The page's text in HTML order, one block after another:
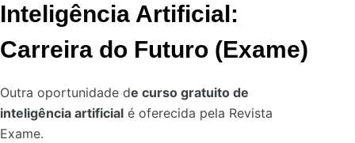
Inteligência Artificial:
Carreira do Futuro (Exame)
Outra oportunidade de curso gratuito de
inteligência artificial é oferecida pela Revista
Exame.